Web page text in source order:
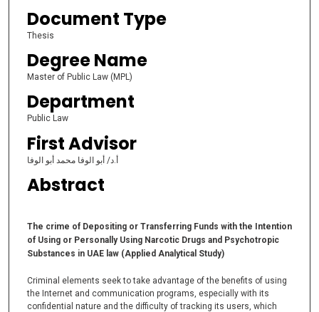
Document Type
Thesis
Degree Name
Master of Public Law (MPL)
Department
Public Law
First Advisor
أ.د/ أبو الوفا محمد أبو الوفا
Abstract
The crime of Depositing or Transferring Funds with the Intention
of Using or Personally Using Narcotic Drugs and Psychotropic
Substances in UAE law (Applied Analytical Study)
Criminal elements seek to take advantage of the benefits of using
the Internet and communication programs, especially with its
confidential nature and the difficulty of tracking its users, which